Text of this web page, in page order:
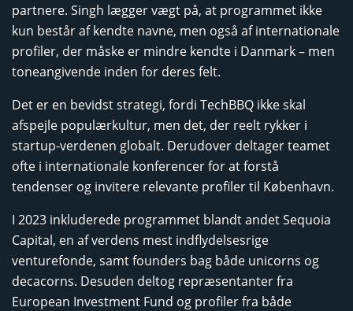
partnere. Singh lægger vægt på, at programmet ikke
kun består af kendte navne, men også af internationale
profiler, der måske er mindre kendte i Danmark – men
toneangivende inden for deres felt.
Det er en bevidst strategi, fordi TechBBQ ikke skal
afspejle populærkultur, men det, der reelt rykker i
startup-verdenen globalt. Derudover deltager teamet
ofte i internationale konferencer for at forstå
tendenser og invitere relevante profiler til København.
I 2023 inkluderede programmet blandt andet Sequoia
Capital, en af verdens mest indflydelsesrige
venturefonde, samt founders bag både unicorns og
decacorns. Desuden deltog repræsentanter fra
European Investment Fund og profiler fra både